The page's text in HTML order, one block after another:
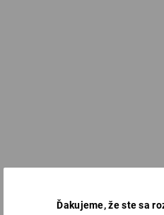
Ďakujeme, že ste sa